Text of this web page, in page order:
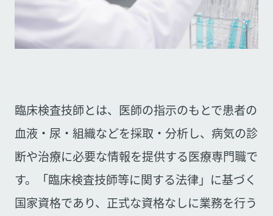
臨床検査技師とは、医師の指示のもとで患者の
血液・尿・組織などを採取・分析し、病気の診
断や治療に必要な情報を提供する医療専門職で
す。「臨床検査技師等に関する法律」に基づく
国家資格であり、正式な資格なしに業務を行う